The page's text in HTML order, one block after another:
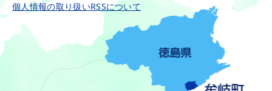
個人情報の取り扱いRSSについて